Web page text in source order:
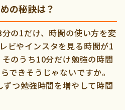
の秘訣は？
の1だけ、時間の使い方を変
ビやインスタを見る時間が1
のうち10分だけ勉強の時間
できそうじゃないですか。
つ勉強時間を増やして時間